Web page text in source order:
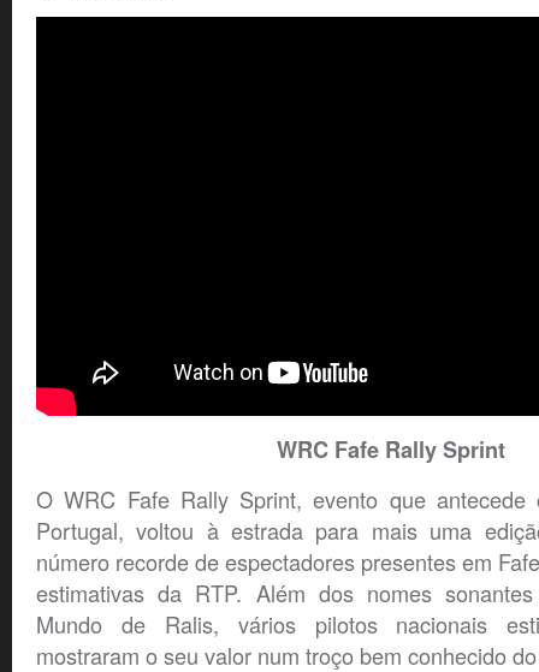
WRC Fafe Rally Sprint
O WRC Fafe Rally Sprint, evento que antecede
Portugal, voltou à estrada para mais uma
número recorde de espectadores presentes em
estimativas da RTP. Além dos nomes
Mundo de Ralis, vários pilotos nacionais
mostraram o seu valor num troço bem conhecido